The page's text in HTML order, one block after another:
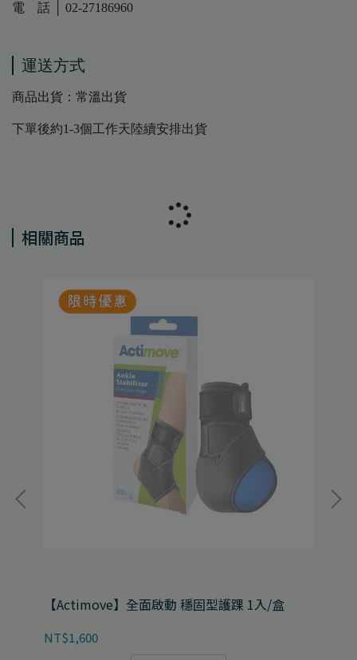
電 話 │ 02-27186960
運送方式
商品出貨：常溫出貨
下單後約1-3個工作天陸續安排出貨
相關商品
【Actimove】全面啟動 穩固型護踝 1入/盒
NT$1,600